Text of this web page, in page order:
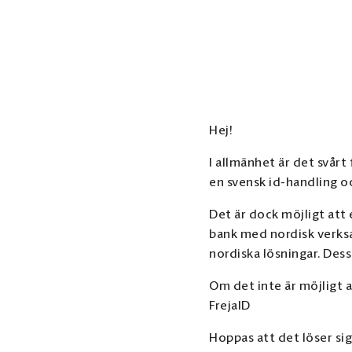
Hej!
I allmänhet är det
en svensk id-handling
Det är dock möjligt att
bank med nordisk
nordiska lösningar.
Om det inte är möjligt
FrejaID
Hoppas att det löser